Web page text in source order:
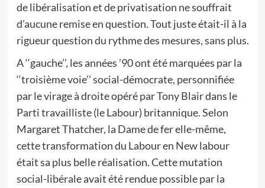
de libéralisation et de privatisation ne souffrait
d’aucune remise en question. Tout juste était-il à la
rigueur question du rythme des mesures, sans plus.
A ‘‘gauche’’, les années ’90 ont été marquées par la
‘‘troisième voie’’ social-démocrate, personnifiée
par le virage à droite opéré par Tony Blair dans le
Parti travailliste (le Labour) britannique. Selon
Margaret Thatcher, la Dame de fer elle-même,
cette transformation du Labour en New labour
était sa plus belle réalisation. Cette mutation
social-libérale avait été rendue possible par la